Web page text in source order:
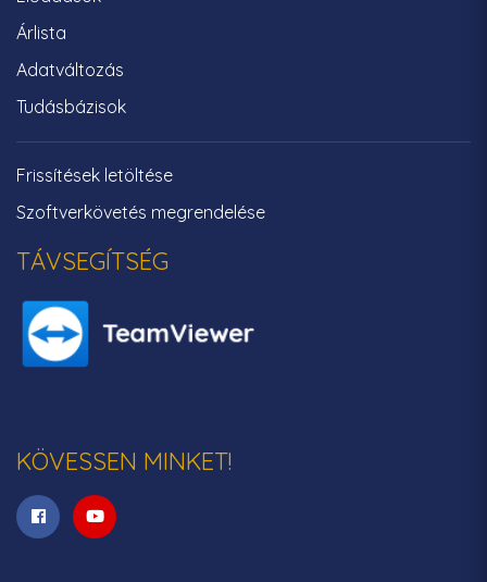
Árlista
Adatváltozás
Tudásbázisok
Frissítések letöltése
Szoftverkövetés megrendelése
TÁVSEGÍTSÉG
KÖVESSEN MINKET!